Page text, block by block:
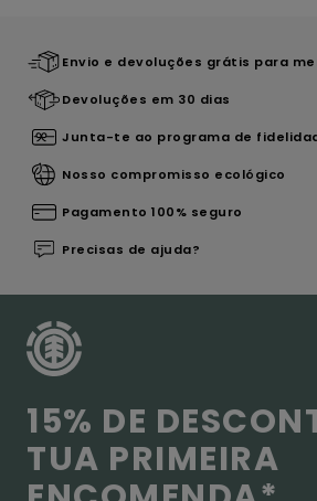
Envio e devoluções grátis para
Devoluções em 30 dias
Junta-te ao programa de
Nosso compromisso ecológico
Pagamento 100% seguro
Precisas de ajuda?
15% DE
TUA PRIMEIRA